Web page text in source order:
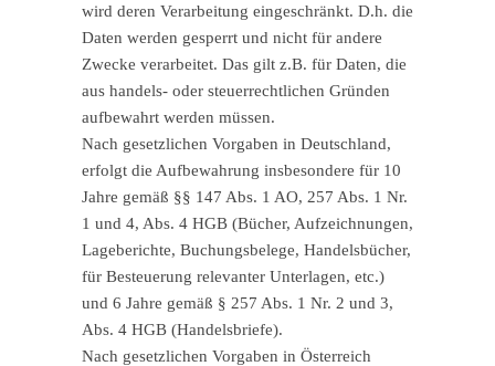
wird deren Verarbeitung eingeschränkt. D.h. die
Daten werden gesperrt und nicht für andere
Zwecke verarbeitet. Das gilt z.B. für Daten, die
aus handels- oder steuerrechtlichen Gründen
aufbewahrt werden müssen.
Nach gesetzlichen Vorgaben in Deutschland,
erfolgt die Aufbewahrung insbesondere für 10
Jahre gemäß §§ 147 Abs. 1 AO, 257 Abs. 1 Nr.
1 und 4, Abs. 4 HGB (Bücher, Aufzeichnungen,
Lageberichte, Buchungsbelege, Handelsbücher,
für Besteuerung relevanter Unterlagen, etc.)
und 6 Jahre gemäß § 257 Abs. 1 Nr. 2 und 3,
Abs. 4 HGB (Handelsbriefe).
Nach gesetzlichen Vorgaben in Österreich